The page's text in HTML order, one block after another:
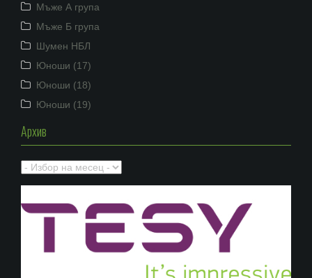
Мъже А група
Мъже Б група
Шумен НБЛ
Юноши (17)
Юноши (18)
Юноши (19)
Архив
Архив